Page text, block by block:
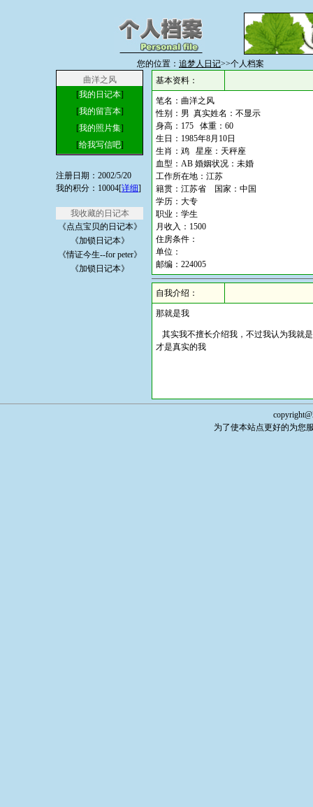
您的位置： 追梦人日记>>个人档案
曲洋之风
[我的日记本]
[我的留言本]
[我的照片集]
[给我写信吧]
注册日期：2002/5/20
我的积分：10004[详细]
我收藏的日记本
《点点宝贝的日记本》
《加锁日记本》
《情证今生--for peter》
《加锁日记本》
基本资料：
笔名：曲洋之风
性别：男 真实姓名：不显示
身高：175 体重：60
生日：1985年8月10日
生肖：鸡 星座：天秤座
血型：AB 婚姻状况：未婚
工作所在地：江苏
籍贯：江苏省 国家：中国
学历：大专
职业：学生
月收入：1500
住房条件：
单位：
邮编：224005
自我介绍：
那就是我
其实我不擅长介绍我，不过我认为我就
才是真实的我
为了使本站点更好的为您